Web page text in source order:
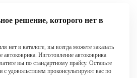
решение, которого нет в
нет в каталоге, вы всегда можете заказать
автоковрика. Изготовление автоковрика
вы по стандартному прайсу. Оставьте
удовольствием проконсультируют вас по